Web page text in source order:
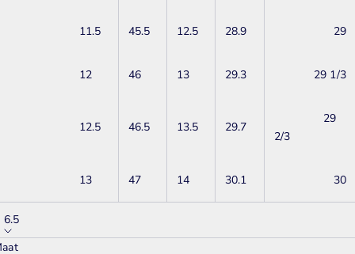
11.5 45.5 12.5 28.9 29
12 46 13 29.3 29 1/3
12.5 46.5 13.5 29.7
29
2/3
13 47 14 30.1 30
6.5